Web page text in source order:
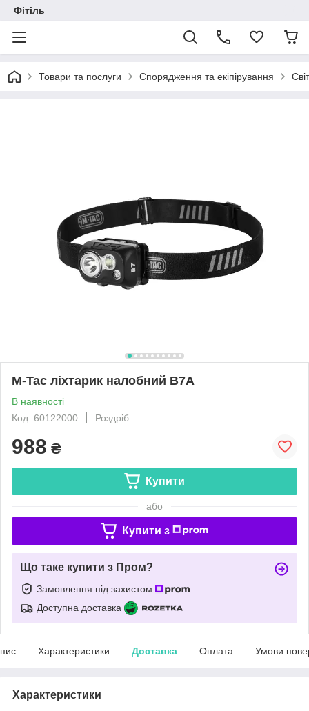
Фітіль
Товари та послуги Спорядження та екіпірування
M-Tac ліхтарик налобний B7A
В наявності
Код: 60122000
Роздріб
988 ₴
Купити
або
Купити з
Що таке купити з Пром?
Замовлення під захистом
Доступна доставка
Характеристики Доставка Оплата Умови
Характеристики